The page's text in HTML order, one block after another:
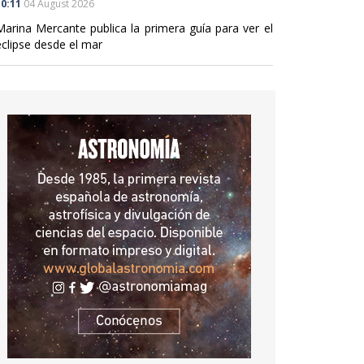
04 August 2026
Mercante publica la primera guía para ver el
desde el mar